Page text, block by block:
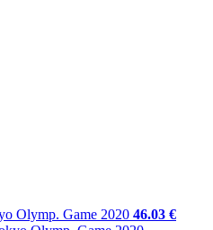
Olymp. Game 2020 46.03 €